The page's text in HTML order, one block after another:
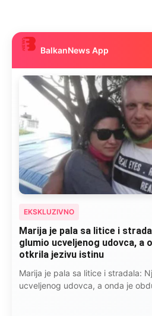
BalkanNews App
EKSKLUZIVNO
Marija je pala sa litice i
glumio ucveljenog udovca, a
otkrila jezivu istinu
Marija je pala sa litice i stradala:
ucveljenog udovca, a onda je